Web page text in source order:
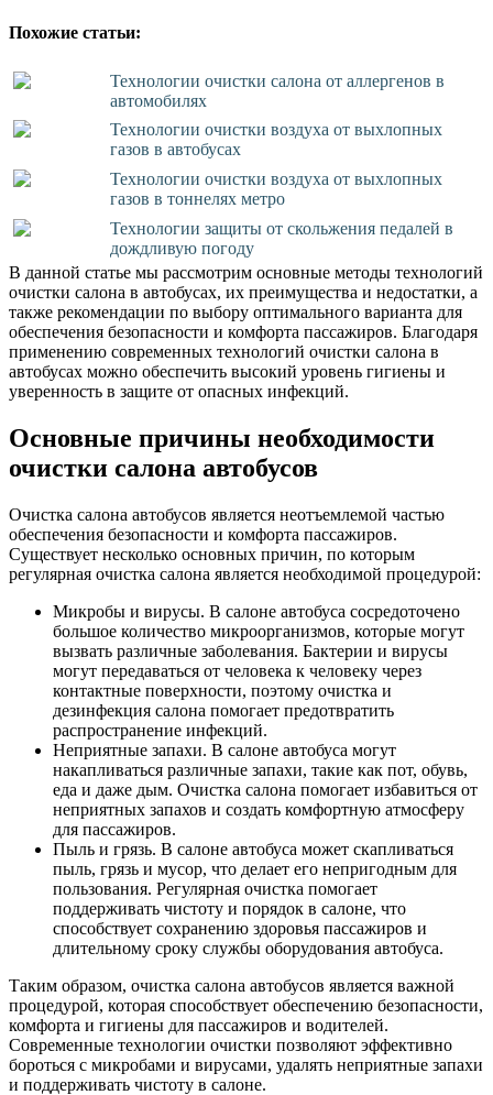
Похожие статьи:
Технологии очистки салона от аллергенов в
автомобилях
Технологии очистки воздуха от выхлопных
газов в автобусах
Технологии очистки воздуха от выхлопных
газов в тоннелях метро
Технологии защиты от скольжения педалей в
дождливую погоду
В данной статье мы рассмотрим основные методы технологий
очистки салона в автобусах, их преимущества и недостатки, а
также рекомендации по выбору оптимального варианта для
обеспечения безопасности и комфорта пассажиров. Благодаря
применению современных технологий очистки салона в
автобусах можно обеспечить высокий уровень гигиены и
уверенность в защите от опасных инфекций.
Основные причины необходимости
очистки салона автобусов
Очистка салона автобусов является неотъемлемой частью
обеспечения безопасности и комфорта пассажиров.
Существует несколько основных причин, по которым
регулярная очистка салона является необходимой процедурой:
Микробы и вирусы. В салоне автобуса сосредоточено
большое количество микроорганизмов, которые могут
вызвать различные заболевания. Бактерии и вирусы
могут передаваться от человека к человеку через
контактные поверхности, поэтому очистка и
дезинфекция салона помогает предотвратить
распространение инфекций.
Неприятные запахи. В салоне автобуса могут
накапливаться различные запахи, такие как пот, обувь,
еда и даже дым. Очистка салона помогает избавиться от
неприятных запахов и создать комфортную атмосферу
для пассажиров.
Пыль и грязь. В салоне автобуса может скапливаться
пыль, грязь и мусор, что делает его непригодным для
пользования. Регулярная очистка помогает
поддерживать чистоту и порядок в салоне, что
способствует сохранению здоровья пассажиров и
длительному сроку службы оборудования автобуса.
Таким образом, очистка салона автобусов является важной
процедурой, которая способствует обеспечению безопасности,
комфорта и гигиены для пассажиров и водителей.
Современные технологии очистки позволяют эффективно
бороться с микробами и вирусами, удалять неприятные запахи
и поддерживать чистоту в салоне.